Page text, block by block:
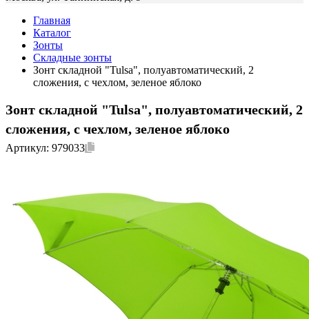
Главная
Каталог
Зонты
Складные зонты
Зонт складной "Tulsa", полуавтоматический, 2
сложения, с чехлом, зеленое яблоко
Зонт складной "Tulsa", полуавтоматический, 2
сложения, с чехлом, зеленое яблоко
Артикул: 979033